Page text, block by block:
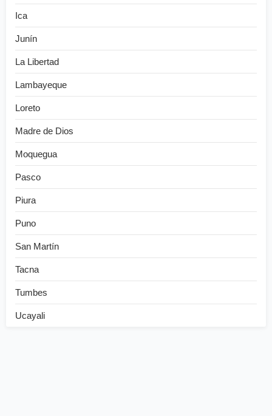
Ica
Junín
La Libertad
Lambayeque
Loreto
Madre de Dios
Moquegua
Pasco
Piura
Puno
San Martín
Tacna
Tumbes
Ucayali